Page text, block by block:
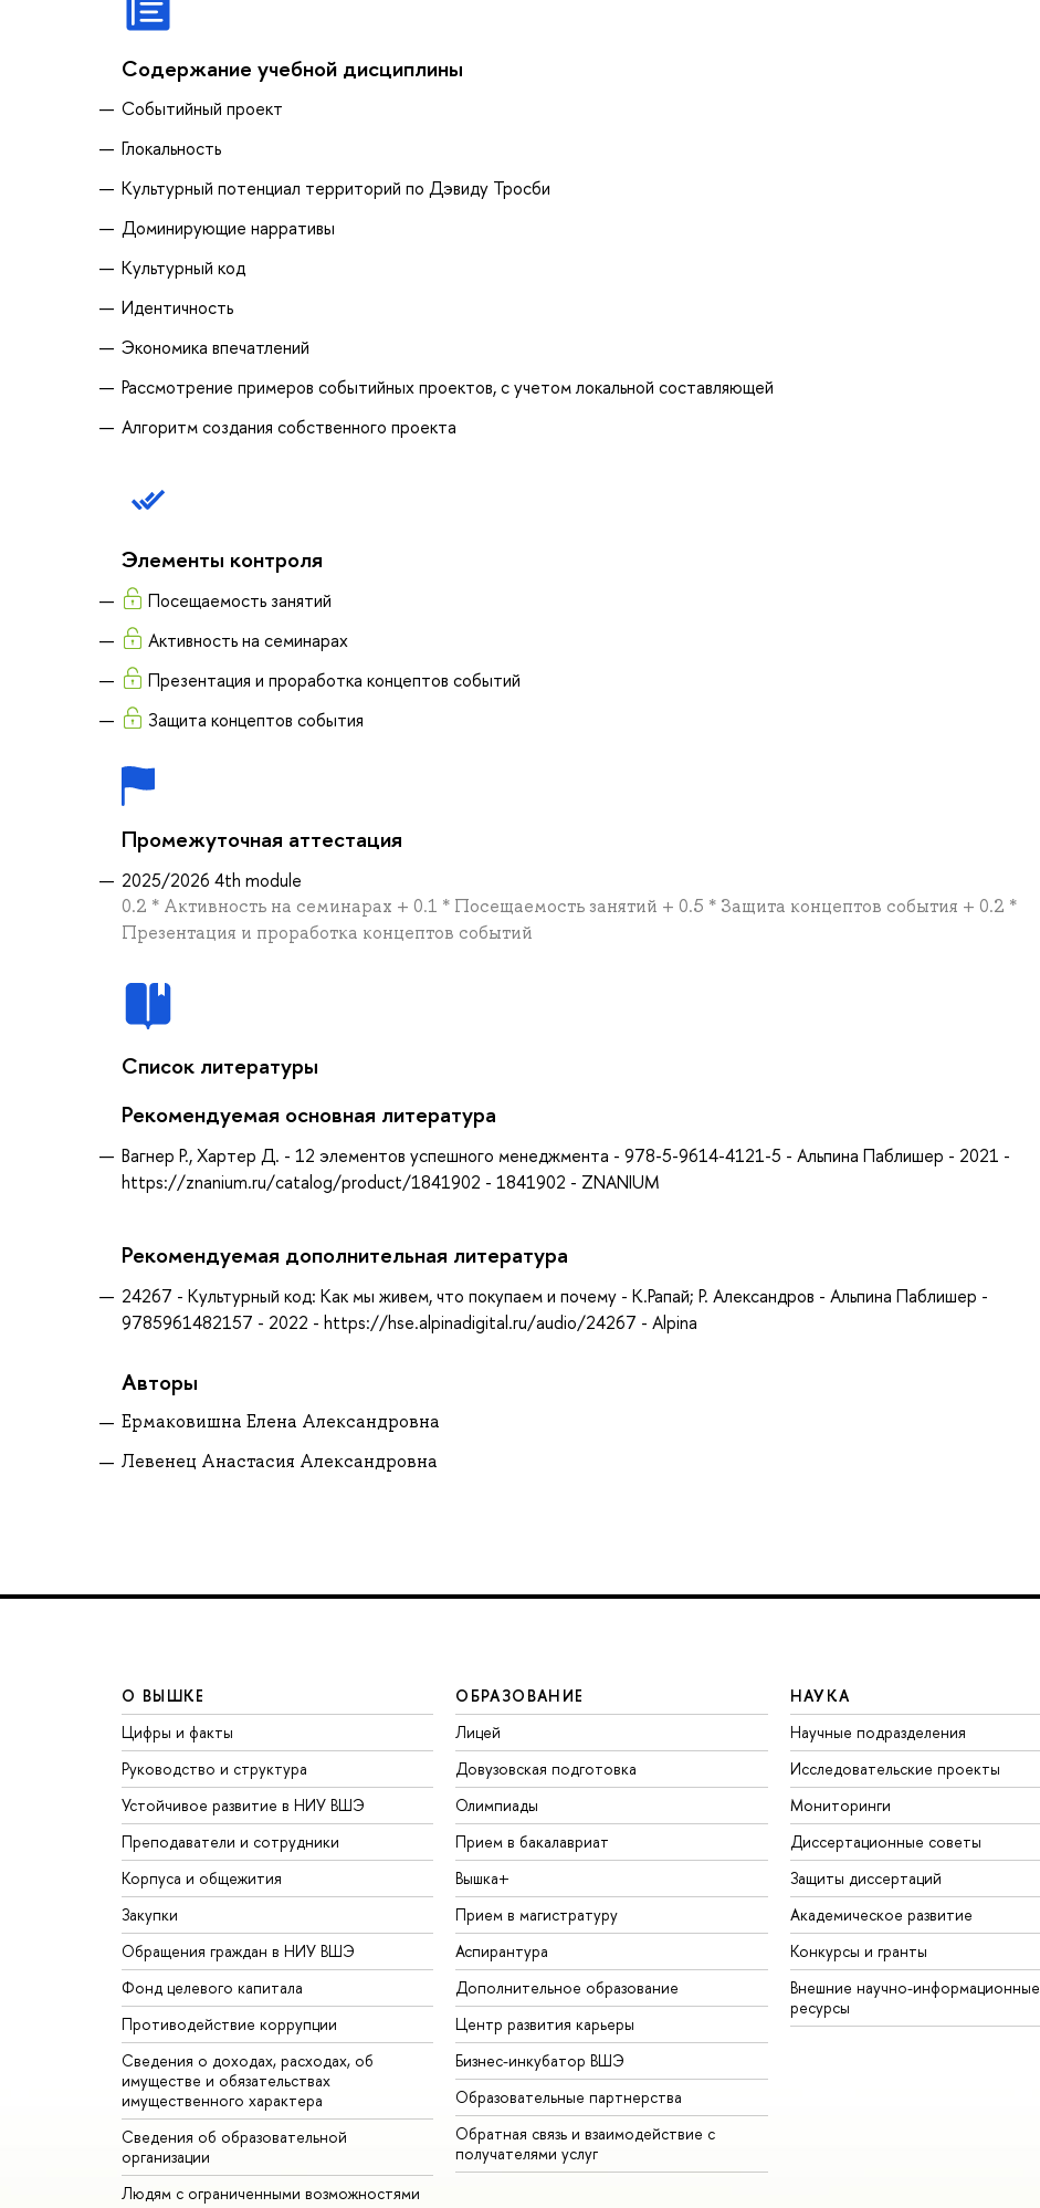
Содержание учебной дисциплины
Событийный проект
Глокальность
Культурный потенциал территорий по Дэвиду Тросби
Доминирующие нарративы
Культурный код
Идентичность
Экономика впечатлений
Рассмотрение примеров событийных проектов, с учетом локальной составляющей
Алгоритм создания собственного проекта
Элементы контроля
Посещаемость занятий
Активность на семинарах
Презентация и проработка концептов событий
Защита концептов события
Промежуточная аттестация
2025/2026 4th module
0.2 * Активность на семинарах + 0.1 * Посещаемость занятий + 0.5 * Защита концептов события + 0.2 *
Презентация и проработка концептов событий
Список литературы
Рекомендуемая основная литература
Вагнер Р., Хартер Д. - 12 элементов успешного менеджмента - 978-5-9614-4121-5 - Альпина Паблишер - 2021 -
https://znanium.ru/catalog/product/1841902 - 1841902 - ZNANIUM
Рекомендуемая дополнительная литература
24267 - Культурный код: Как мы живем, что покупаем и почему - К.Рапай; Р. Александров - Альпина Паблишер -
9785961482157 - 2022 - https://hse.alpinadigital.ru/audio/24267 - Alpina
Авторы
Ермаковишна Елена Александровна
Левенец Анастасия Александровна
О ВЫШКЕ
Цифры и факты
Руководство и структура
Устойчивое развитие в НИУ ВШЭ
Преподаватели и сотрудники
Корпуса и общежития
Закупки
Обращения граждан в НИУ ВШЭ
Фонд целевого капитала
Противодействие коррупции
Сведения о доходах, расходах, об
имуществе и обязательствах
имущественного характера
Сведения об образовательной
организации
Людям с ограниченными возможностями
ОБРАЗОВАНИЕ
Лицей
Довузовская подготовка
Олимпиады
Прием в бакалавриат
Вышка+
Прием в магистратуру
Аспирантура
Дополнительное образование
Центр развития карьеры
Бизнес-инкубатор ВШЭ
Образовательные партнерства
Обратная связь и взаимодействие с
получателями услуг
НАУКА
Научные подразделения
Исследовательские проекты
Мониторинги
Диссертационные советы
Защиты диссертаций
Академическое развитие
Конкурсы и гранты
Внешние научно-информационные
ресурсы